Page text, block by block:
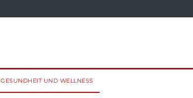
GESUNDHEIT UND WELLNESS